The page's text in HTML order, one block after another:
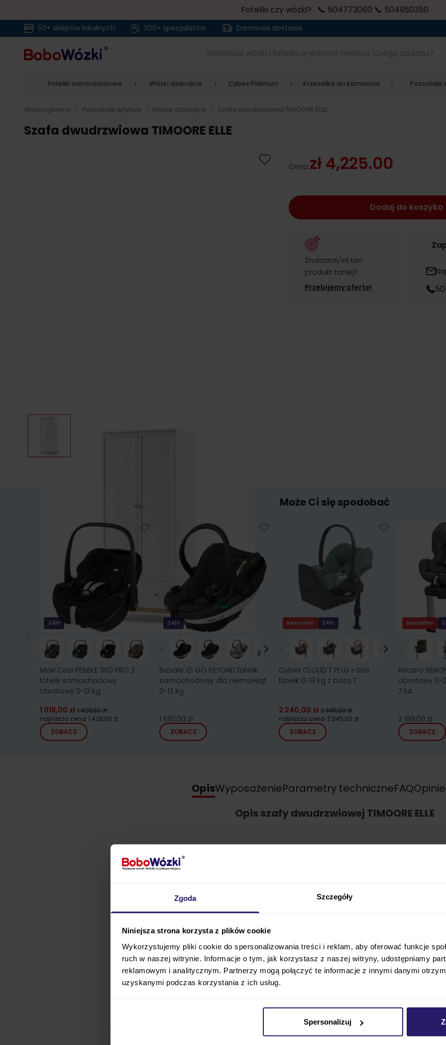
Zgoda Szczegóły
Niniejsza strona korzysta z plików cookie
Wykorzystujemy pliki cookie do spersonalizowania treści i reklam, aby oferować funkcje
ruch w naszej witrynie. Informacje o tym, jak korzystasz z naszej witryny, udostępniamy
reklamowym i analitycznym. Partnerzy mogą połączyć te informacje z innymi danymi
uzyskanymi podczas korzystania z ich usług.
Spersonalizuj
Foteliki czy wózki? 📞 504773060 📞 504950350
50+ sklepów lokalnych 200+ specjalistów Darmowa dostawa
Najlepsze wózki i foteliki w jednym miejscu. Czego szukasz?
Foteliki samochodowe Wózki dziecięce Cybex Platinum Krzesełka do karmienia Pozostałe
Strona główna > Pozostałe artykuły > Meble dziecięce > Szafa dwudrzwiowa TIMOORE ELLE
Szafa dwudrzwiowa TIMOORE ELLE
Cena:zł 4,225.00
Dodaj do koszyka
Znalazłaś/eś ten
produkt taniej?
Przebijemy ofertę!
Może Ci się spodobać
24h!
Maxi Cosi PEBBLE 360 PRO 2
fotelik samochodowy
obrotowy 0-13 kg
1 018,00 zł 1 428,00 zł
najniższa cena 1 428,00 zł
ZOBACZ
24h!
BeSafe iZi GO BEYOND fotelik
samochodowy dla niemowląt
0-13 kg
1 597,00 zł
ZOBACZ
Bestseller 24h!
Cybex CLOUD T PLUS i-Size
fotelik 0-13 kg z bazą T
2 240,00 zł 2 345,00 zł
najniższa cena 2 345,00 zł
ZOBACZ
Bestseller
Recaro
obrotowy 0-
7 lat
2 199,00 zł
ZOBACZ
Opis
Opis szafy dwudrzwiowej TIMOORE ELLE
WyposażenieParametry techniczneFAQOpinie